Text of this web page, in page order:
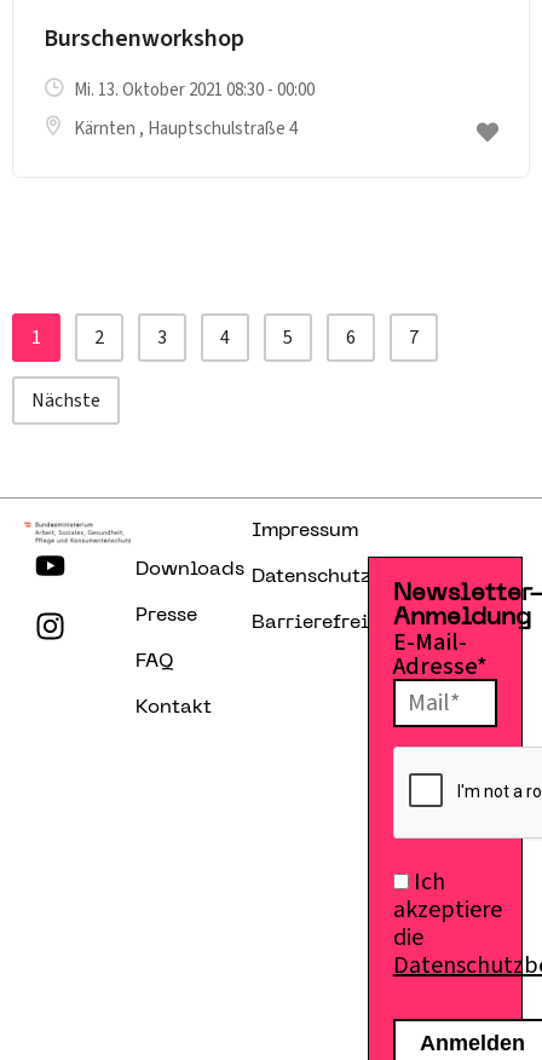
Burschenworkshop
Mi. 13. Oktober 2021 08:30 - 00:00
Kärnten , Hauptschulstraße 4
1 2 3 4 5 6 7
Nächste
Downloads
Presse
FAQ
Kontakt
Impressum
Datenschutzerklärung
Barrierefreiheitserklärung
Anmeldung
E-Mail-
Adresse*
Ich
akzeptiere
die